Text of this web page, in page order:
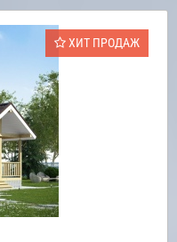
ХИТ ПРОДАЖ